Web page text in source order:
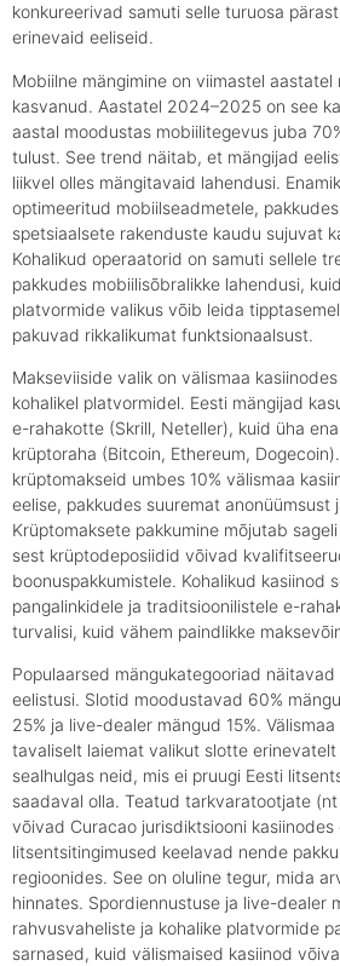
konkureerivad samuti selle turuosa
erinevaid eeliseid.
Mobiilne mängimine on viimastel aastatel
kasvanud. Aastatel 2024–2025 on see
aastal moodustas mobiilitegevus juba
tulust. See trend näitab, et mängijad
liikvel olles mängitavaid lahendusi.
optimeeritud mobiilseadmetele,
spetsiaalsete rakenduste kaudu sujuvat
Kohalikud operaatorid on samuti sellele
pakkudes mobiilisõbralikke lahendusi,
platvormide valikus võib leida
pakuvad rikkalikumat funktsionaalsust.
Makseviiside valik on välismaa
kohalikel platvormidel. Eesti mängijad
e-rahakotte (Skrill, Neteller), kuid üha
krüptoraha (Bitcoin, Ethereum,
krüptomakseid umbes 10% välismaa
eelise, pakkudes suuremat anonüümsust
Krüptomaksete pakkumine mõjutab
sest krüptodeposiidid võivad
boonuspakkumistele. Kohalikud kasiinod
pangalinkidele ja traditsioonilistele e-
turvalisi, kuid vähem paindlikke
Populaarsed mängukategooriad näitavad
eelistusi. Slotid moodustavad 60%
25% ja live-dealer mängud 15%.
tavaliselt laiemat valikut slotte
sealhulgas neid, mis ei pruugi Eesti
saadaval olla. Teatud tarkvaratootjate
võivad Curacao jurisdiktsiooni kasiinodes
litsentsitingimused keelavad nende
regioonides. See on oluline tegur, mida
hinnates. Spordiennustuse ja live-dealer
rahvusvaheliste ja kohalike platvormide
sarnased, kuid välismaised kasiinod